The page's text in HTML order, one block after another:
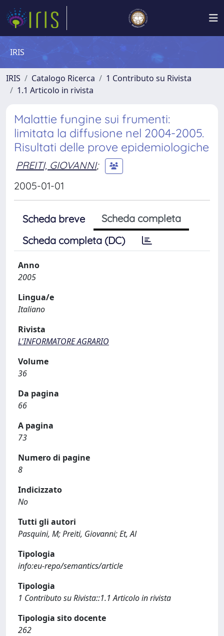
IRIS
IRIS Catalogo Ricerca
1 Contributo su Rivista
1.1 Articolo in rivista
Malattie fungine sui frumenti:
limitata la diffusione nel 2004-2005.
Risultati delle prove epidemiologiche
PREITI, GIOVANNI;
2005-01-01
Scheda breve
Scheda completa
Scheda completa (DC)
Anno
2005
Lingua/e
Italiano
Rivista
L'INFORMATORE AGRARIO
Volume
36
Da pagina
66
A pagina
73
Numero di pagine
8
Indicizzato
No
Tutti gli autori
Pasquini, M; Preiti, Giovanni; Et, Al
Tipologia
info:eu-repo/semantics/article
Tipologia
1 Contributo su Rivista::1.1 Articolo in rivista
Tipologia sito docente
262